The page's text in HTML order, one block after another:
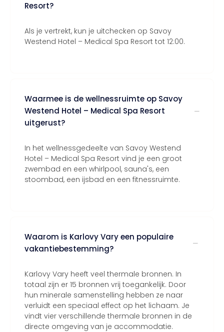
Resort?
Als je vertrekt, kun je uitchecken op Savoy
Westend Hotel – Medical Spa Resort tot 12:00.
Waarmee is de wellnessruimte op Savoy
Westend Hotel – Medical Spa Resort
uitgerust?
In het wellnessgedeelte van Savoy Westend
Hotel – Medical Spa Resort vind je een groot
zwembad en een whirlpool, sauna's, een
stoombad, een ijsbad en een fitnessruimte.
Waarom is Karlovy Vary een populaire
vakantiebestemming?
Karlovy Vary heeft veel thermale bronnen. In
totaal zijn er 15 bronnen vrij toegankelijk. Door
hun minerale samenstelling hebben ze naar
verluidt een speciaal effect op het lichaam. Je
vindt vier verschillende thermale bronnen in de
directe omgeving van je accommodatie.